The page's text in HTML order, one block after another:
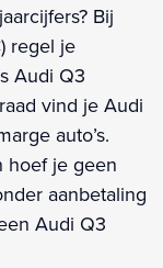
Bij
regel je
Audi Q3
vind je Audi
auto’s.
hoef je geen
aanbetaling
Audi Q3